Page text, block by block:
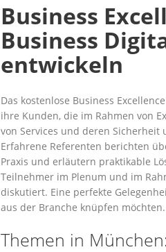
Business
Business
entwickeln
Das kostenlose Business
ihre Kunden, die im Rahmen von
von Services und deren
Erfahrene Referenten berichten
Praxis und er­läutern praktikable
Teilnehmer im Ple­num und im
diskutiert. Eine perfekte
aus der Branche knüpfen möchten.
Themen in München: